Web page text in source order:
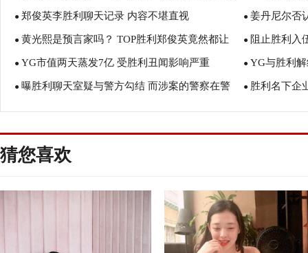
决定
● 郑俊英李胜利聊天记录 内容不堪直视 ● 姜丹尼尔否
● 黄光熙是预言家吗？ TOP胜利郑俊英竟然都让
他言中了！
● 阻止胜利入
● YG市值两天蒸发7亿 受胜利丑闻影响严重 ● YG与胜利
● 曝胜利聊天室疑与警方勾结 而涉案的警察在警
界的地位很高
● 胜利名下企
猜您喜欢